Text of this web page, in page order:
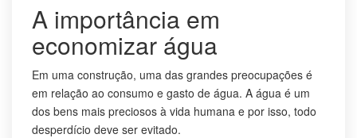
A importância em
economizar água
Em uma construção, uma das grandes preocupações é
em relação ao consumo e gasto de água. A água é um
dos bens mais preciosos à vida humana e por isso, todo
desperdício deve ser evitado.